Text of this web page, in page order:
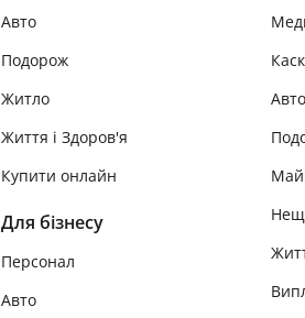
Авто
Подорож
Житло
Життя і Здоров'я
Купити онлайн
Для бізнесу
Персонал
Авто